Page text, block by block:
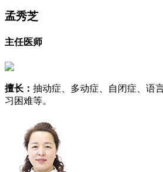
孟秀芝
主任医师
擅长： 抽动症、多动症、自闭症、语
习困难等。